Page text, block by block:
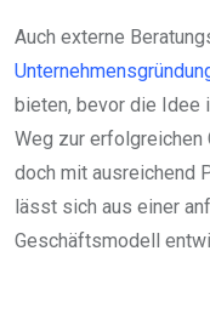
Auch externe
bieten, bevor die Idee
Weg zur erfolgreichen
doch mit ausreichend
lässt sich aus einer
Geschäftsmodell